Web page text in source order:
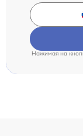
Нажимая на